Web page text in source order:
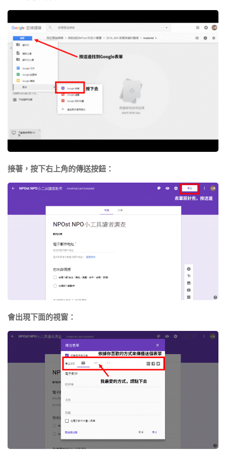
接著，按下右上角的傳送按鈕：
會出現下面的視窗：